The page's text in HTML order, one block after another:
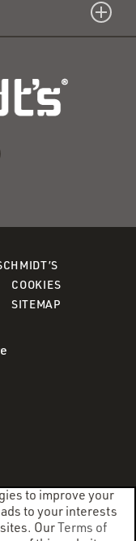
COOKIES(OPENS
SITEMAP
to improve your
to your interests
OurTerms of